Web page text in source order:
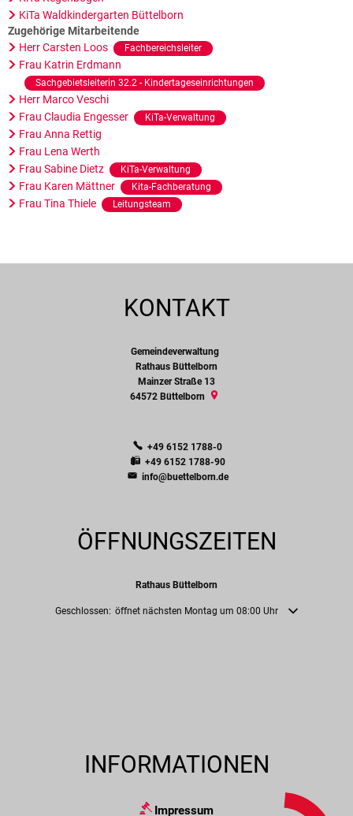
KiTa Waldkindergarten Büttelborn
Zugehörige Mitarbeitende
Herr Carsten Loos
Fachbereichsleiter
Frau Katrin Erdmann
Sachgebietsleiterin 32.2 - Kindertageseinrichtungen
Herr Marco Veschi
Frau Claudia Engesser
KiTa-Verwaltung
Frau Anna Rettig
Frau Lena Werth
Frau Sabine Dietz
KiTa-Verwaltung
Frau Karen Mättner Kita-Fachberatung
Frau Tina Thiele Leitungsteam
KONTAKT
Gemeindeverwaltung
Rathaus Büttelborn
Mainzer Straße 13
64572 Büttelborn
+49 6152 1788-0
+49 6152 1788-90
info@buettelborn.de
ÖFFNUNGSZEITEN
Rathaus Büttelborn
Klicken, um weitere Öffnungs- oder Schließzeiten auszublenden
Geschlossen: öffnet nächsten Montag um 08:00 Uhr
INFORMATIONEN
Impressum